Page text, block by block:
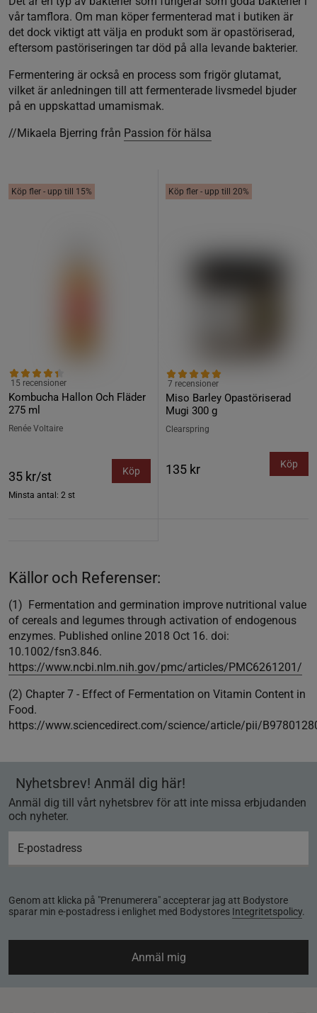
vår tamflora. Om man köper fermenterad mat i butiken är
det dock viktigt att välja en produkt som är opastöriserad,
eftersom pastöriseringen tar död på alla levande bakterier.
Fermentering är också en process som frigör glutamat,
vilket är anledningen till att fermenterade livsmedel bjuder
på en uppskattad umamismak.
//Mikaela Bjerring från Passion för hälsa
Köp fler - upp till 15%
Kombucha Hallon Och Fläder
275 ml
15 recensioner
Renée Voltaire
35 kr/st
Minsta antal: 2 st
Köp
Köp fler - upp till 20%
Miso Barley Opastöriserad
Mugi 300 g
7 recensioner
Clearspring
135 kr Köp
Källor och Referenser:
(1) Fermentation and germination improve nutritional value
of cereals and legumes through activation of endogenous
enzymes. Published online 2018 Oct 16. doi:
10.1002/fsn3.846.
https://www.ncbi.nlm.nih.gov/pmc/articles/PMC6261201/
(2) Chapter 7 - Effect of Fermentation on Vitamin Content in
Food.
https://www.sciencedirect.com/science/article/pii/
Nyhetsbrev! Anmäl dig här!
Anmäl dig till vårt nyhetsbrev för att inte missa erbjudanden
och nyheter.
Genom att klicka på "Prenumerera" accepterar jag att Bodystore
sparar min e-postadress i enlighet med Bodystores Integritetspolicy.
Anmäl mig